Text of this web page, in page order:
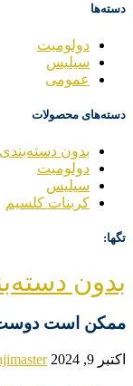
دسته‌ها
دولومیت
سیلیس
عمومی
دسته‌های محصولات
بدون دسته‌بندی
دولومیت
سیلیس
کربنات کلسیم
تگها:
بدون
ممکن است دوست
اکتبر 9, 2024